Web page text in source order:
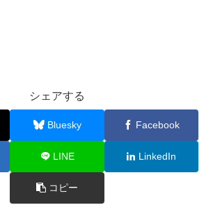
シェアする
Bluesky Facebook
LINE LinkedIn
コピー